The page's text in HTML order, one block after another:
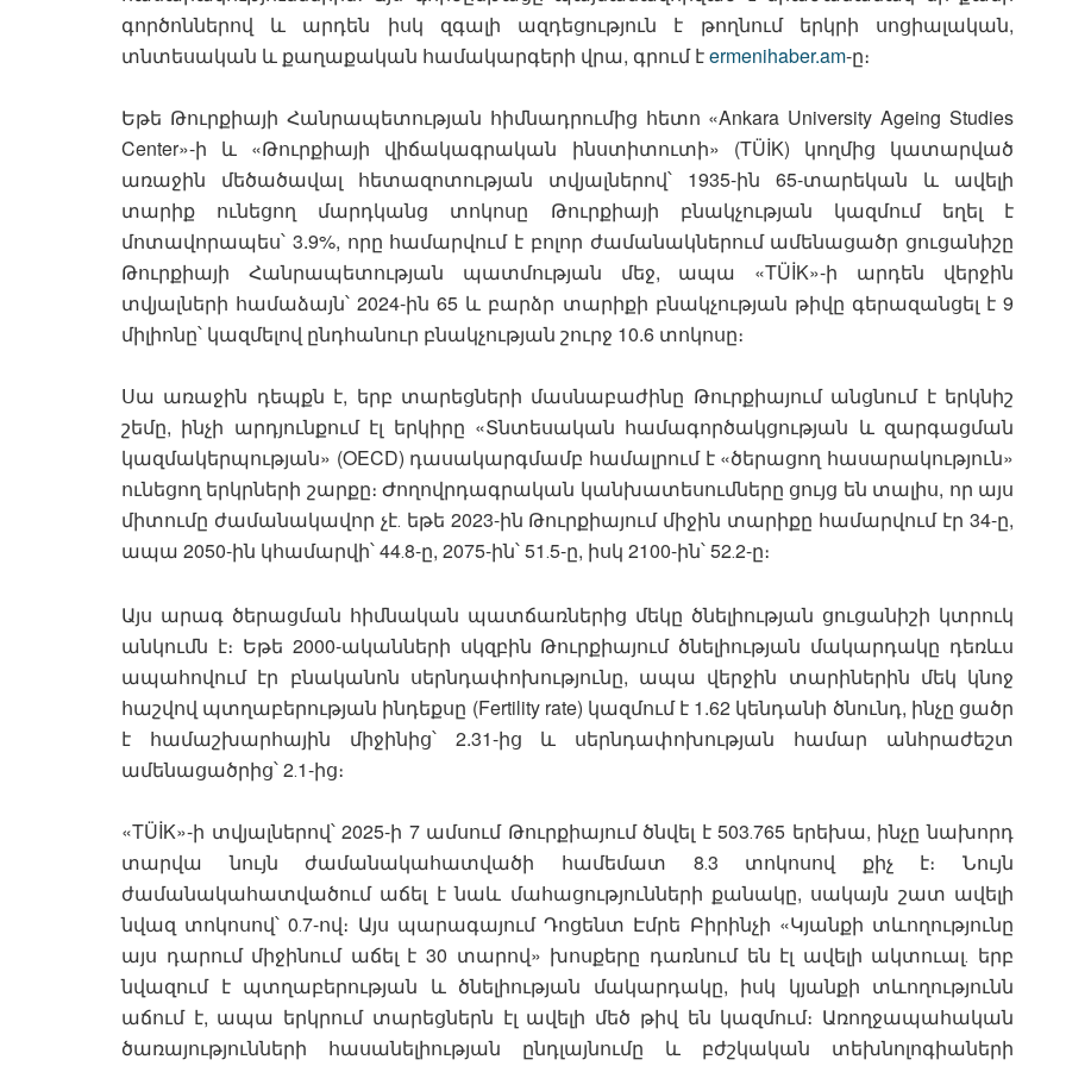
գործոններով և արդեն իսկ զգալի ազդեցություն է թողնում երկրի սոցիալական,
տնտեսական և քաղաքական համակարգերի վրա, գրում էermenihaber.am-ը։
Եթե Թուրքիայի Հանրապետության հիմնադրումից հետո «Ankara University Ageing Studies
Center»-ի և «Թուրքիայի վիճակագրական ինստիտուտի» (TÜİK) կողմից կատարված
առաջին մեծածավալ հետազոտության տվյալներով՝ 1935-ին 65-տարեկան և ավելի
տարիք ունեցող մարդկանց տոկոսը Թուրքիայի բնակչության կազմում եղել է
մոտավորապես՝ 3.9%, որը համարվում է բոլոր ժամանակներում ամենացածր ցուցանիշը
Թուրքիայի Հանրապետության պատմության մեջ, ապա «TÜİK»-ի արդեն վերջին
տվյալների համաձայն՝ 2024-ին 65 և բարձր տարիքի բնակչության թիվը գերազանցել է 9
միլիոնը՝ կազմելով ընդհանուր բնակչության շուրջ 10.6 տոկոսը։
Սա առաջին դեպքն է, երբ տարեցների մասնաբաժինը Թուրքիայում անցնում է երկնիշ
շեմը, ինչի արդյունքում էլ երկիրը «Տնտեսական համագործակցության և զարգացման
կազմակերպության» (OECD) դասակարգմամբ համալրում է «ծերացող հասարակություն»
ունեցող երկրների շարքը։ Ժողովրդագրական կանխատեսումները ցույց են տալիս, որ այս
միտումը ժամանակավոր չէ․ եթե 2023-ին Թուրքիայում միջին տարիքը համարվում էր 34-ը,
ապա 2050-ին կհամարվի՝ 44․8-ը, 2075-ին՝ 51․5-ը, իսկ 2100-ին՝ 52․2-ը։
Այս արագ ծերացման հիմնական պատճառներից մեկը ծնելիության ցուցանիշի կտրուկ
անկումն է։ Եթե 2000-ականների սկզբին Թուրքիայում ծնելիության մակարդակը դեռևս
ապահովում էր բնականոն սերնդափոխությունը, ապա վերջին տարիներին մեկ կնոջ
հաշվով պտղաբերության ինդեքսը (Fertility rate) կազմում է 1.62 կենդանի ծնունդ, ինչը ցածր
է համաշխարհային միջինից՝ 2.31-ից և սերնդափոխության համար անհրաժեշտ
ամենացածրից՝ 2․1-ից։
«TÜİK»-ի տվյալներով՝ 2025-ի 7 ամսում Թուրքիայում ծնվել է 503․765 երեխա, ինչը նախորդ
տարվա նույն ժամանակահատվածի համեմատ 8․3 տոկոսով քիչ է։ Նույն
ժամանակահատվածում աճել է նաև մահացությունների քանակը, սակայն շատ ավելի
նվազ տոկոսով՝ 0․7-ով։ Այս պարագայում Դոցենտ Էմրե Բիրինչի «Կյանքի տևողությունը
այս դարում միջինում աճել է 30 տարով» խոսքերը դառնում են էլ ավելի ակտուալ․ երբ
նվազում է պտղաբերության և ծնելիության մակարդակը, իսկ կյանքի տևողությունն
աճում է, ապա երկրում տարեցներն էլ ավելի մեծ թիվ են կազմում։ Առողջապահական
ծառայությունների հասանելիության ընդլայնումը և բժշկական տեխնոլոգիաների